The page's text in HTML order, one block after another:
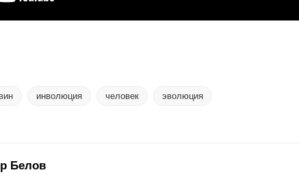
инволюция человек эволюция
Белов